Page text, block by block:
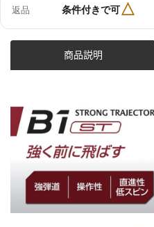
返品 条件付きで可△
商品説明